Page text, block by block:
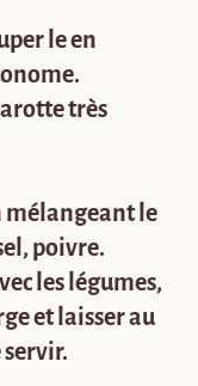
le en
très
mélangeant le
poivre.
les légumes,
et laisser au